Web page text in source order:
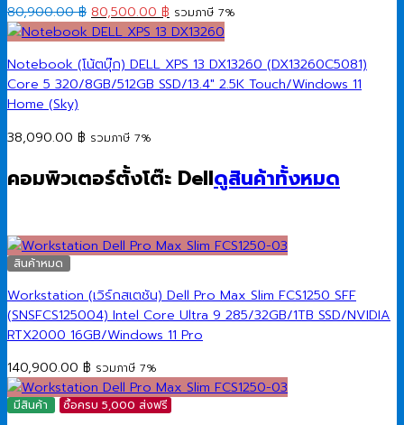
80,900.00฿ Original
price
80,900.00 ฿.
80,500.00 ฿ Current
price
80,500.00 ฿.
รวมภาษี 7%
Notebook (โน้ตบุ๊ก) DELL XPS 13 DX13260 (DX13260C5081)
Core 5 320/8GB/512GB SSD/13.4″ 2.5K Touch/Windows 11
Home (Sky)
38,090.00 ฿ รวมภาษี 7%
คอมพิวเตอร์ตั้งโต๊ะ Dellดูสินค้าทั้งหมด
สินค้าหมด
Workstation (เวิร์กสเตชัน) Dell Pro Max Slim FCS1250 SFF
(SNSFCS125004) Intel Core Ultra 9 285/32GB/1TB SSD/NVIDIA
RTX2000 16GB/Windows 11 Pro
140,900.00 ฿ รวมภาษี 7%
มีสินค้า ซื้อครบ 5,000 ส่งฟรี